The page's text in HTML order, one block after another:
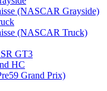
(NASCAR Grayside)
(NASCAR Truck)
GT3
HC
Grand Prix)